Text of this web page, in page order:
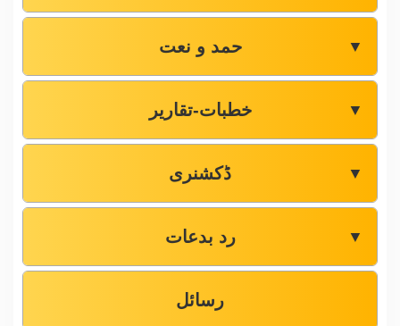
حمد و نعت ▼
خطبات-تقاریر ▼
ڈکشنری ▼
رد بدعات ▼
رسائل